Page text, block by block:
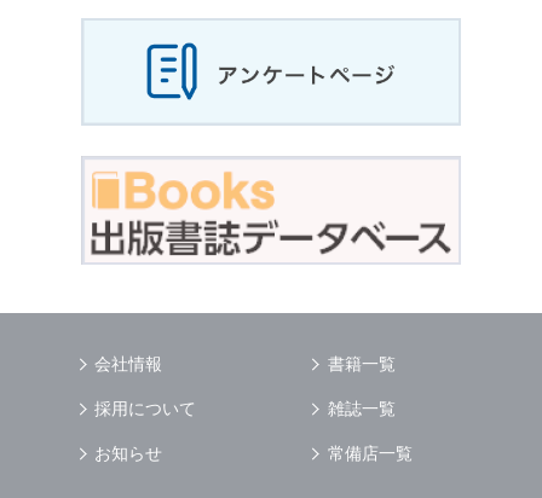
会社情報
採用について
お知らせ
書籍一覧
雑誌一覧
常備店一覧